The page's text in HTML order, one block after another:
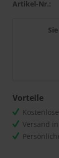
Artikel-Nr.:
Vorteile
Versand